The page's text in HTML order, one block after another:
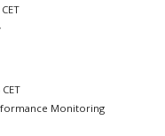
Monitoring